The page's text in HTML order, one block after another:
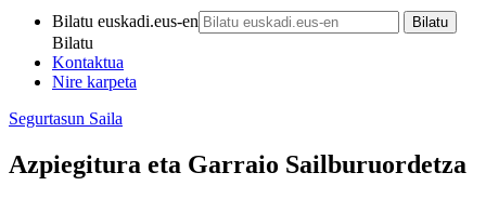
Bilatu euskadi.eus-en
Bilatu
Kontaktua
Nire karpeta
Segurtasun Saila
Azpiegitura eta Garraio Sailburuordetza